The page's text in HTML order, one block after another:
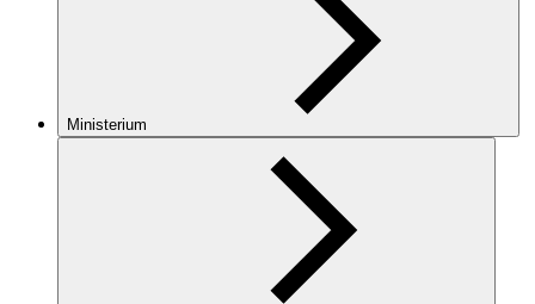
Ministerium